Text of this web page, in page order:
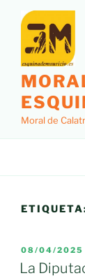
contenido
Moral de
PUBLICADO
EL
08/04/2025
La